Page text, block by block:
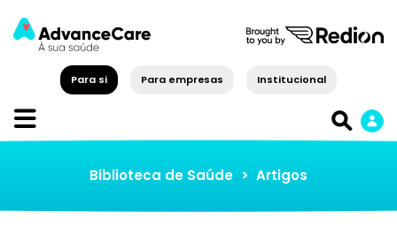
Para si Para empresas Institucional
Biblioteca de Saúde > Artigos